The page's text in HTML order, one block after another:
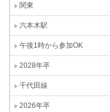
関東
六本木駅
午後1時から参加OK
2028年卒
千代田線
2026年卒